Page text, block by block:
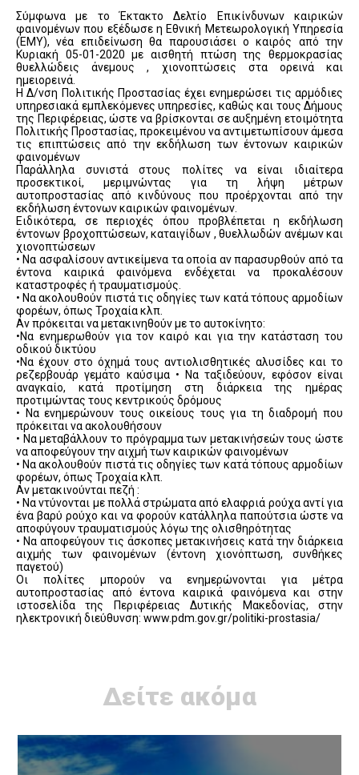
Σύμφωνα με το Έκτακτο Δελτίο Επικίνδυνων καιρικών
φαινομένων που εξέδωσε η Εθνική Μετεωρολογική Υπηρεσία
(ΕΜΥ), νέα επιδείνωση θα παρουσιάσει ο καιρός από την
Κυριακή 05-01-2020 με αισθητή πτώση της θερμοκρασίας
θυελλώδεις άνεμους , χιονοπτώσεις στα ορεινά και
ημειορεινά.
Η Δ/νση Πολιτικής Προστασίας έχει ενημερώσει τις αρμόδιες
υπηρεσιακά εμπλεκόμενες υπηρεσίες, καθώς και τους Δήμους
της Περιφέρειας, ώστε να βρίσκονται σε αυξημένη ετοιμότητα
Πολιτικής Προστασίας, προκειμένου να αντιμετωπίσουν άμεσα
τις επιπτώσεις από την εκδήλωση των έντονων καιρικών
φαινομένων
Παράλληλα συνιστά στους πολίτες να είναι ιδιαίτερα
προσεκτικοί, μεριμνώντας για τη λήψη μέτρων
αυτοπροστασίας από κινδύνους που προέρχονται από την
εκδήλωση έντονων καιρικών φαινομένων.
Ειδικότερα, σε περιοχές όπου προβλέπεται η εκδήλωση
έντονων βροχοπτώσεων, καταιγίδων , θυελλωδών ανέμων και
χιονοπτώσεων
• Να ασφαλίσουν αντικείμενα τα οποία αν παρασυρθούν από τα
έντονα καιρικά φαινόμενα ενδέχεται να προκαλέσουν
καταστροφές ή τραυματισμούς.
• Να ακολουθούν πιστά τις οδηγίες των κατά τόπους αρμοδίων
φορέων, όπως Τροχαία κλπ.
Αν πρόκειται να μετακινηθούν με το αυτοκίνητο:
•Να ενημερωθούν για τον καιρό και για την κατάσταση του
οδικού δικτύου
•Να έχουν στο όχημά τους αντιολισθητικές αλυσίδες και το
ρεζερβουάρ γεμάτο καύσιμα • Να ταξιδεύουν, εφόσον είναι
αναγκαίο, κατά προτίμηση στη διάρκεια της ημέρας
προτιμώντας τους κεντρικούς δρόμους
• Να ενημερώνουν τους οικείους τους για τη διαδρομή που
πρόκειται να ακολουθήσουν
• Να μεταβάλλουν το πρόγραμμα των μετακινήσεών τους ώστε
να αποφεύγουν την αιχμή των καιρικών φαινομένων
• Να ακολουθούν πιστά τις οδηγίες των κατά τόπους αρμοδίων
φορέων, όπως Τροχαία κλπ.
Αν μετακινούνται πεζή :
• Να ντύνονται με πολλά στρώματα από ελαφριά ρούχα αντί για
ένα βαρύ ρούχο και να φορούν κατάλληλα παπούτσια ώστε να
αποφύγουν τραυματισμούς λόγω της ολισθηρότητας
• Να αποφεύγουν τις άσκοπες μετακινήσεις κατά την διάρκεια
αιχμής των φαινομένων (έντονη χιονόπτωση, συνθήκες
παγετού)
Οι πολίτες μπορούν να ενημερώνονται για μέτρα
αυτοπροστασίας από έντονα καιρικά φαινόμενα και στην
ιστοσελίδα της Περιφέρειας Δυτικής Μακεδονίας, στην
ηλεκτρονική διεύθυνση: www.pdm.gov.gr/politiki-prostasia/
Δείτε ακόμα